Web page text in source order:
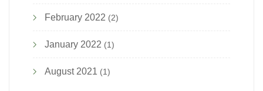
February 2022 (2)
January 2022 (1)
August 2021 (1)